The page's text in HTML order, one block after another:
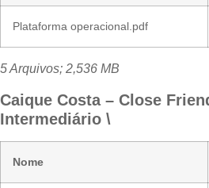
Plataforma operacional.pdf
5 Arquivos; 2,536 MB
Caique Costa – Close
Intermediário \
Nome